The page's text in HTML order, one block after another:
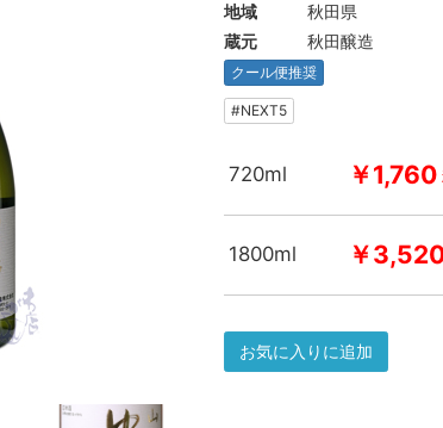
地域
秋田県
蔵元
秋田醸造
クール便推奨
#NEXT5
720ml ￥1,760
1800ml ￥
お気に入りに追加